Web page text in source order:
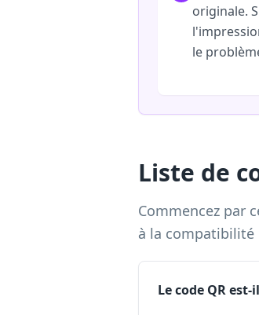
originale.
le
Liste de
Commencez par
à la compatibilité
Le code QR est-